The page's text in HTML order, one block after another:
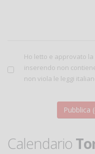
Ho letto e approvato la
inserendo non
non viola le leggi
Calendario